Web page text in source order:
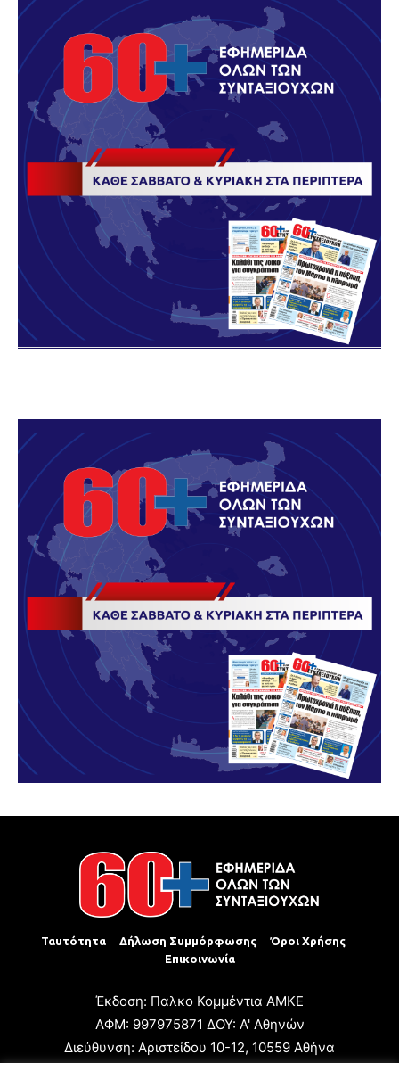
Ταυτότητα Δήλωση Συμμόρφωσης
Όροι Χρήσης
Επικοινωνία
Έκδοση: Παλκο Κομμέντια ΑΜΚΕ
ΑΦΜ: 997975871 ΔΟΥ: Α' Αθηνών
Διεύθυνση: Αριστείδου 10-12, 10559 Αθήνα